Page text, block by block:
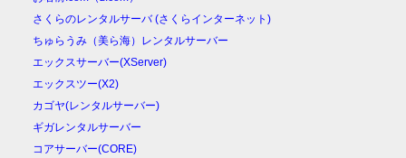
さくらのレンタルサーバ (さくらインターネット)
ちゅらうみ（美ら海）レンタルサーバー
エックスサーバー(XServer)
エックスツー(X2)
カゴヤ(レンタルサーバー)
ギガレンタルサーバー
コアサーバー(CORE)